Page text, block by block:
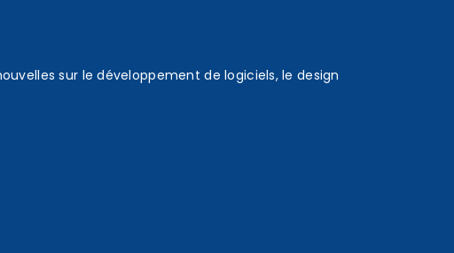
sur le développement de logiciels, le design